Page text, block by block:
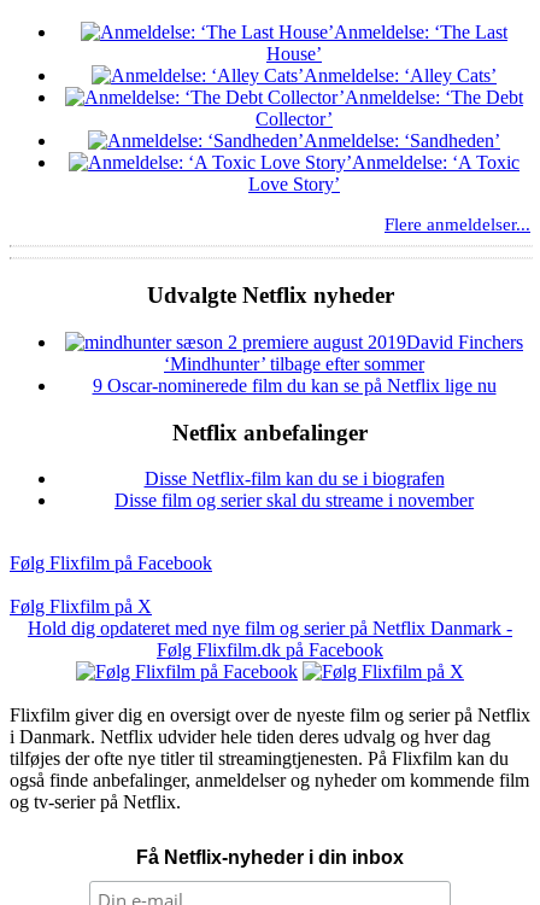
Anmeldelse: ‘The Last
House’
Anmeldelse: ‘Alley Cats’
Anmeldelse: ‘The Debt
Collector’
Anmeldelse: ‘Sandheden’
Anmeldelse: ‘A Toxic
Love Story’
Flere anmeldelser...
Udvalgte Netflix nyheder
David Finchers
‘Mindhunter’ tilbage efter sommer
9 Oscar-nominerede film du kan se på Netflix lige nu
Netflix anbefalinger
Disse Netflix-film kan du se i biografen
Disse film og serier skal du streame i november
Følg Flixfilm på Facebook
Følg Flixfilm på X
Hold dig opdateret med nye film og serier på Netflix Danmark -
Følg Flixfilm.dk på Facebook
Flixfilm giver dig en oversigt over de nyeste film og serier på Netflix
i Danmark. Netflix udvider hele tiden deres udvalg og hver dag
tilføjes der ofte nye titler til streamingtjenesten. På Flixfilm kan du
også finde anbefalinger, anmeldelser og nyheder om kommende film
og tv-serier på Netflix.
Få Netflix-nyheder i din inbox